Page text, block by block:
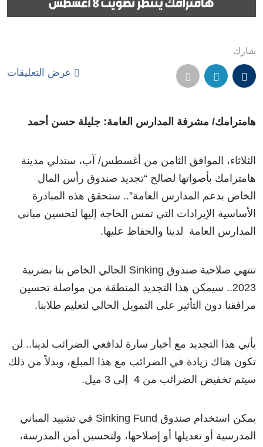
شارك
عرض التعليقات
هامترامك/ مشرفة المدارس العامة: جليلة حسن أحمد
الثلاثاء، الموافق الثامن من أغسطس/ آب، ستدلي مدينة
هامترامك بأصواتها لصالح “تجديد صندوق رأس المال
الخاص بدعم المدارس العامة”.. ستحقق هذه المبادرة
الأساسية الإيرادات التي تمس الحاجة إليها لتحسين مباني
المدارس العامة لدينا والحفاظ عليها.
تنتهي صلاحية صندوق Sinking الحالي الخاص بنا بضريبة
2023.. سيمكن هذا التجديد المنطقة من مواصلة تحسين
مرافقنا دون التأثير على التمويل الحالي لتعليم طلابنا.
يأتي هذا التجديد مع أخبار سارة لدافعي الضرائب لدينا.. لن
تكون هناك زيادة في الضرائب مع هذا المبلغ، وبدلاً من ذلك
سيتم تخفيض الضرائب من 4 إلى 3
ميل.
يمكن استخدام صندوق Sinking Fund في تشييد المباني
المدرسية أو تعديلها أو إصلاحها، ولتحسين أمن المدرسة،